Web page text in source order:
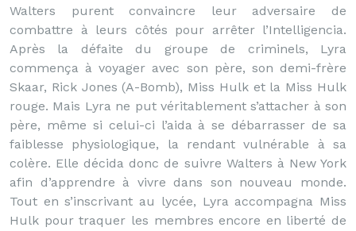
Walters purent convaincre leur adversaire de
combattre à leurs côtés pour arrêter l’Intelligencia.
Après la défaite du groupe de criminels, Lyra
commença à voyager avec son père, son demi-frère
Skaar, Rick Jones (A-Bomb), Miss Hulk et la Miss Hulk
rouge. Mais Lyra ne put véritablement s’attacher à son
père, même si celui-ci l’aida à se débarrasser de sa
faiblesse physiologique, la rendant vulnérable à sa
colère. Elle décida donc de suivre Walters à New York
afin d’apprendre à vivre dans son nouveau monde.
Tout en s’inscrivant au lycée, Lyra accompagna Miss
Hulk pour traquer les membres encore en liberté de